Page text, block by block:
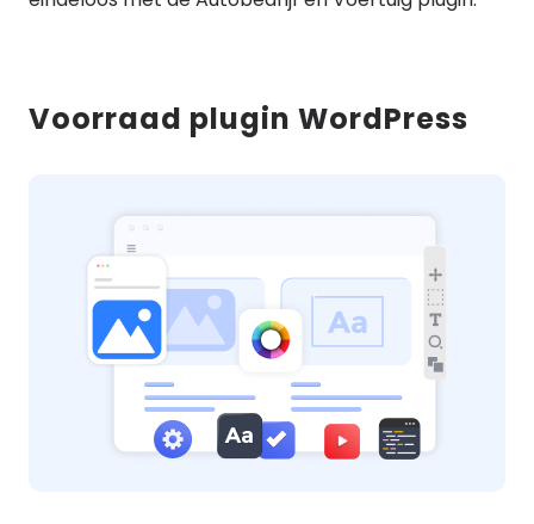
Voorraad plugin WordPress